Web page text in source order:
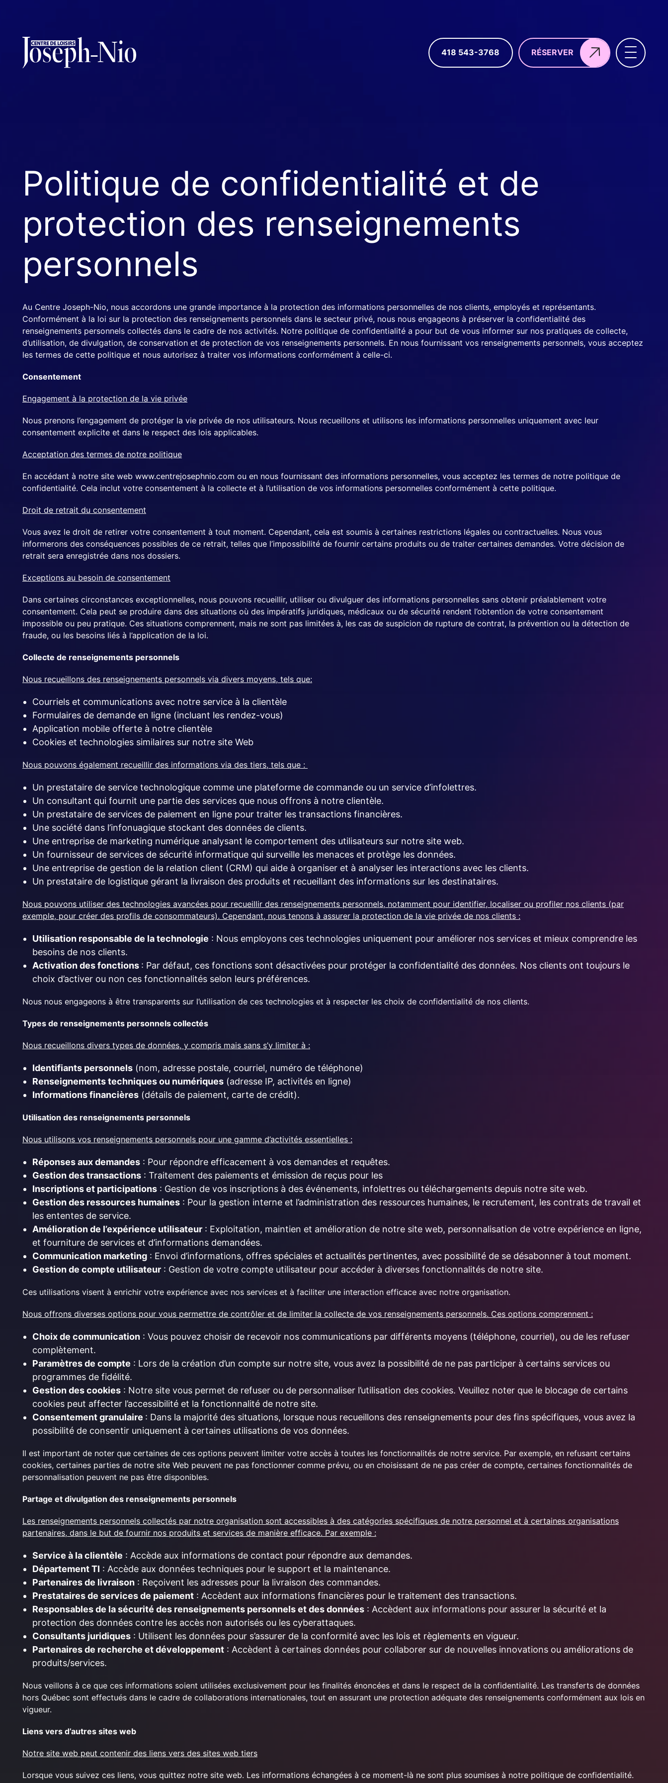
418 543-3768 RÉSERVER
LOTO-QUÉBEC
LOCATION DE SALLES
ÉVÈNEMENTS
NOUVELLES
BOUTIQUE PROSHOP
ALBUM PHOTOS
QUILLES
Politique de confidentialité et de
protection des renseignements
personnels
Au Centre Joseph-Nio, nous accordons une grande importance à la protection des informations personnelles de nos clients, employés et représentants.
Conformément à la loi sur la protection des renseignements personnels dans le secteur privé, nous nous engageons à préserver la confidentialité des
renseignements personnels collectés dans le cadre de nos activités. Notre politique de confidentialité a pour but de vous informer sur nos pratiques de collecte,
d’utilisation, de divulgation, de conservation et de protection de vos renseignements personnels. En nous fournissant vos renseignements personnels, vous acceptez
les termes de cette politique et nous autorisez à traiter vos informations conformément à celle-ci.
Consentement
Engagement à la protection de la vie privée
Nous prenons l’engagement de protéger la vie privée de nos utilisateurs. Nous recueillons et utilisons les informations personnelles uniquement avec leur
consentement explicite et dans le respect des lois applicables.
Acceptation des termes de notre politique
En accédant à notre site web www.centrejosephnio.com ou en nous fournissant des informations personnelles, vous acceptez les termes de notre politique de
confidentialité. Cela inclut votre consentement à la collecte et à l’utilisation de vos informations personnelles conformément à cette politique.
Droit de retrait du consentement
Vous avez le droit de retirer votre consentement à tout moment. Cependant, cela est soumis à certaines restrictions légales ou contractuelles. Nous vous
informerons des conséquences possibles de ce retrait, telles que l’impossibilité de fournir certains produits ou de traiter certaines demandes. Votre décision de
retrait sera enregistrée dans nos dossiers.
Exceptions au besoin de consentement
Dans certaines circonstances exceptionnelles, nous pouvons recueillir, utiliser ou divulguer des informations personnelles sans obtenir préalablement votre
consentement. Cela peut se produire dans des situations où des impératifs juridiques, médicaux ou de sécurité rendent l’obtention de votre consentement
impossible ou peu pratique. Ces situations comprennent, mais ne sont pas limitées à, les cas de suspicion de rupture de contrat, la prévention ou la détection de
fraude, ou les besoins liés à l’application de la loi.
Collecte de renseignements personnels
Nous recueillons des renseignements personnels via divers moyens, tels que:
Courriels et communications avec notre service à la clientèle
Formulaires de demande en ligne (incluant les rendez-vous)
Application mobile offerte à notre clientèle
Cookies et technologies similaires sur notre site Web
Nous pouvons également recueillir des informations via des tiers, tels que :
Un prestataire de service technologique comme une plateforme de commande ou un service d’infolettres.
Un consultant qui fournit une partie des services que nous offrons à notre clientèle.
Un prestataire de services de paiement en ligne pour traiter les transactions financières.
Une société dans l’infonuagique stockant des données de clients.
Une entreprise de marketing numérique analysant le comportement des utilisateurs sur notre site web.
Un fournisseur de services de sécurité informatique qui surveille les menaces et protège les données.
Une entreprise de gestion de la relation client (CRM) qui aide à organiser et à analyser les interactions avec les clients.
Un prestataire de logistique gérant la livraison des produits et recueillant des informations sur les destinataires.
Nous pouvons utiliser des technologies avancées pour recueillir des renseignements personnels, notamment pour identifier, localiser ou profiler nos clients (par
exemple, pour créer des profils de consommateurs). Cependant, nous tenons à assurer la protection de la vie privée de nos clients :
Utilisation responsable de la technologie : Nous employons ces technologies uniquement pour améliorer nos services et mieux comprendre les
besoins de nos clients.
Activation des fonctions : Par défaut, ces fonctions sont désactivées pour protéger la confidentialité des données. Nos clients ont toujours le
choix d’activer ou non ces fonctionnalités selon leurs préférences.
Nous nous engageons à être transparents sur l’utilisation de ces technologies et à respecter les choix de confidentialité de nos clients.
Types de renseignements personnels collectés
Nous recueillons divers types de données, y compris mais sans s’y limiter à :
Identifiants personnels (nom, adresse postale, courriel, numéro de téléphone)
Renseignements techniques ou numériques (adresse IP, activités en ligne)
Informations financières (détails de paiement, carte de crédit).
Utilisation des renseignements personnels
Nous utilisons vos renseignements personnels pour une gamme d’activités essentielles :
Réponses aux demandes : Pour répondre efficacement à vos demandes et requêtes.
Gestion des transactions : Traitement des paiements et émission de reçus pour les
Inscriptions et participations : Gestion de vos inscriptions à des événements, infolettres ou téléchargements depuis notre site web.
Gestion des ressources humaines : Pour la gestion interne et l’administration des ressources humaines, le recrutement, les contrats de travail et
les ententes de service.
Amélioration de l’expérience utilisateur : Exploitation, maintien et amélioration de notre site web, personnalisation de votre expérience en ligne,
et fourniture de services et d’informations demandées.
Communication marketing : Envoi d’informations, offres spéciales et actualités pertinentes, avec possibilité de se désabonner à tout moment.
Gestion de compte utilisateur : Gestion de votre compte utilisateur pour accéder à diverses fonctionnalités de notre site.
Ces utilisations visent à enrichir votre expérience avec nos services et à faciliter une interaction efficace avec notre organisation.
Nous offrons diverses options pour vous permettre de contrôler et de limiter la collecte de vos renseignements personnels. Ces options comprennent :
Choix de communication : Vous pouvez choisir de recevoir nos communications par différents moyens (téléphone, courriel), ou de les refuser
complètement.
Paramètres de compte : Lors de la création d’un compte sur notre site, vous avez la possibilité de ne pas participer à certains services ou
programmes de fidélité.
Gestion des cookies : Notre site vous permet de refuser ou de personnaliser l’utilisation des cookies. Veuillez noter que le blocage de certains
cookies peut affecter l’accessibilité et la fonctionnalité de notre site.
Consentement granulaire : Dans la majorité des situations, lorsque nous recueillons des renseignements pour des fins spécifiques, vous avez la
possibilité de consentir uniquement à certaines utilisations de vos données.
Il est important de noter que certaines de ces options peuvent limiter votre accès à toutes les fonctionnalités de notre service. Par exemple, en refusant certains
cookies, certaines parties de notre site Web peuvent ne pas fonctionner comme prévu, ou en choisissant de ne pas créer de compte, certaines fonctionnalités de
personnalisation peuvent ne pas être disponibles.
Partage et divulgation des renseignements personnels
Les renseignements personnels collectés par notre organisation sont accessibles à des catégories spécifiques de notre personnel et à certaines organisations
partenaires, dans le but de fournir nos produits et services de manière efficace. Par exemple :
Service à la clientèle : Accède aux informations de contact pour répondre aux demandes.
Département TI : Accède aux données techniques pour le support et la maintenance.
Partenaires de livraison : Reçoivent les adresses pour la livraison des commandes.
Prestataires de services de paiement : Accèdent aux informations financières pour le traitement des transactions.
Responsables de la sécurité des renseignements personnels et des données : Accèdent aux informations pour assurer la sécurité et la
protection des données contre les accès non autorisés ou les cyberattaques.
Consultants juridiques : Utilisent les données pour s’assurer de la conformité avec les lois et règlements en vigueur.
Partenaires de recherche et développement : Accèdent à certaines données pour collaborer sur de nouvelles innovations ou améliorations de
produits/services.
Nous veillons à ce que ces informations soient utilisées exclusivement pour les finalités énoncées et dans le respect de la confidentialité. Les transferts de données
hors Québec sont effectués dans le cadre de collaborations internationales, tout en assurant une protection adéquate des renseignements conformément aux lois en
vigueur.
Liens vers d’autres sites web
Notre site web peut contenir des liens vers des sites web tiers
Lorsque vous suivez ces liens, vous quittez notre site web. Les informations échangées à ce moment-là ne sont plus soumises à notre politique de confidentialité.